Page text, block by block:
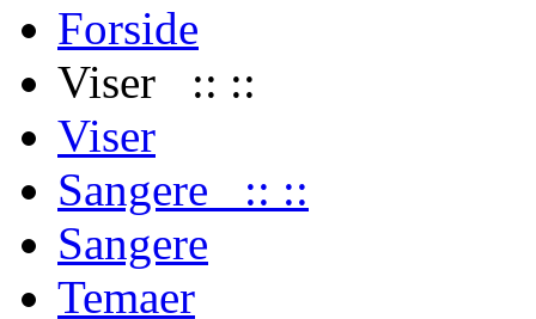
Forside
Viser :: ::
Viser
Sangere :: ::
Sangere
Temaer